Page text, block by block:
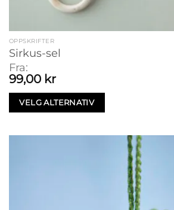
OPPSKRIFTER
Sirkus-sel
Fra:
99,00 kr
VELG ALTERNATIV